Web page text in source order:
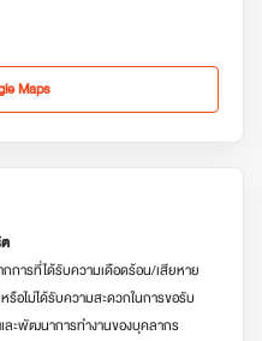
Maps
การที่ได้รับความเดือดร้อน/เสียหาย
ไม่ได้รับความสะดวกในการขอรับ
ละพัฒนาการทำงานของบุคลากร